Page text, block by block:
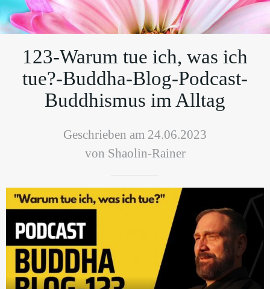
123-Warum tue ich, was ich
tue?-Buddha-Blog-Podcast-
Buddhismus im Alltag
Geschrieben am 24.06.2023
von Shaolin-Rainer